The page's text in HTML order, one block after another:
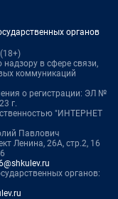
органов
в сфере связи,
коммуникаций
о регистрации: ЭЛ №
г.
"ИНТЕРНЕТ
Павлович
Ленина, 26А, стр.2, 16
органов: